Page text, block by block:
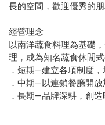
長的空間，歡迎優秀的
經營理念
以南洋蔬食料理為基礎
理，成為知名蔬食休閒
．短期—建立各項制度
．中期—以連鎖餐廳開
．長期—品牌深耕，創